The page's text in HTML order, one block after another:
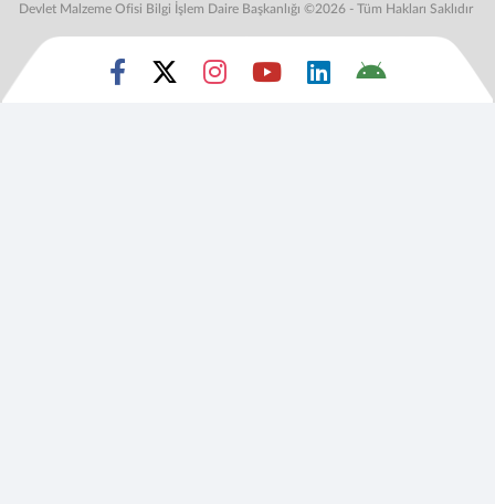
Devlet Malzeme Ofisi Bilgi İşlem Daire Başkanlığı ©2026 - Tüm Hakları Saklıdır